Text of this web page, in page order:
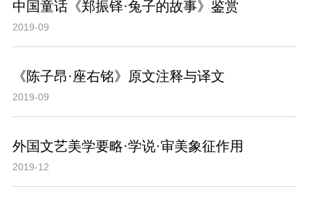
中国童话《郑振铎·兔子的故事》鉴赏
2019-09
《陈子昂·座右铭》原文注释与译文
2019-09
外国文艺美学要略·学说·审美象征作用
2019-12